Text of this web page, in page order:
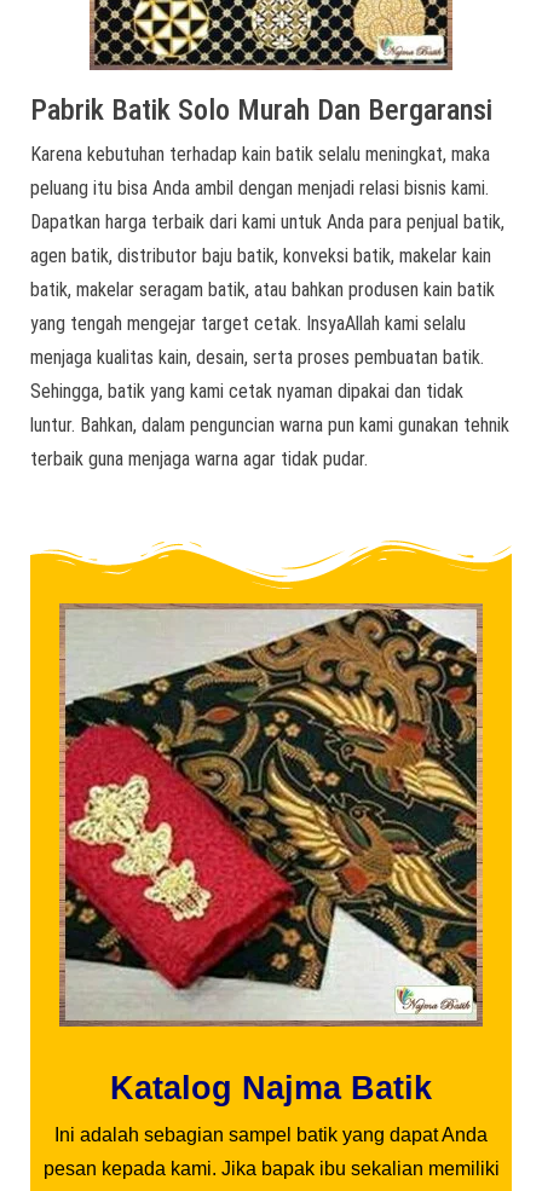
Pabrik Batik Solo Murah Dan Bergaransi
Karena kebutuhan terhadap kain batik selalu meningkat, maka
peluang itu bisa Anda ambil dengan menjadi relasi bisnis kami.
Dapatkan harga terbaik dari kami untuk Anda para penjual batik,
agen batik, distributor baju batik, konveksi batik, makelar kain
batik, makelar seragam batik, atau bahkan produsen kain batik
yang tengah mengejar target cetak. InsyaAllah kami selalu
menjaga kualitas kain, desain, serta proses pembuatan batik.
Sehingga, batik yang kami cetak nyaman dipakai dan tidak
luntur. Bahkan, dalam penguncian warna pun kami gunakan tehnik
terbaik guna menjaga warna agar tidak pudar.
Katalog Najma Batik
Ini adalah sebagian sampel batik yang dapat Anda
pesan kepada kami. Jika bapak ibu sekalian memiliki